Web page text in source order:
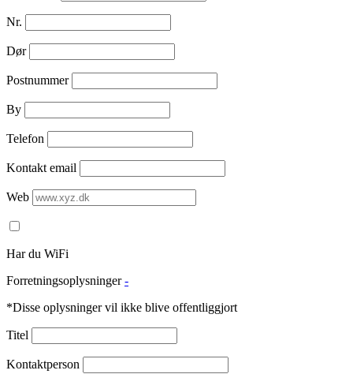
Nr.
Dør
Postnummer
By
Telefon
Kontakt email
Web
Har du WiFi
Forretningsoplysninger -
*Disse oplysninger vil ikke blive offentliggjort
Titel
Kontaktperson